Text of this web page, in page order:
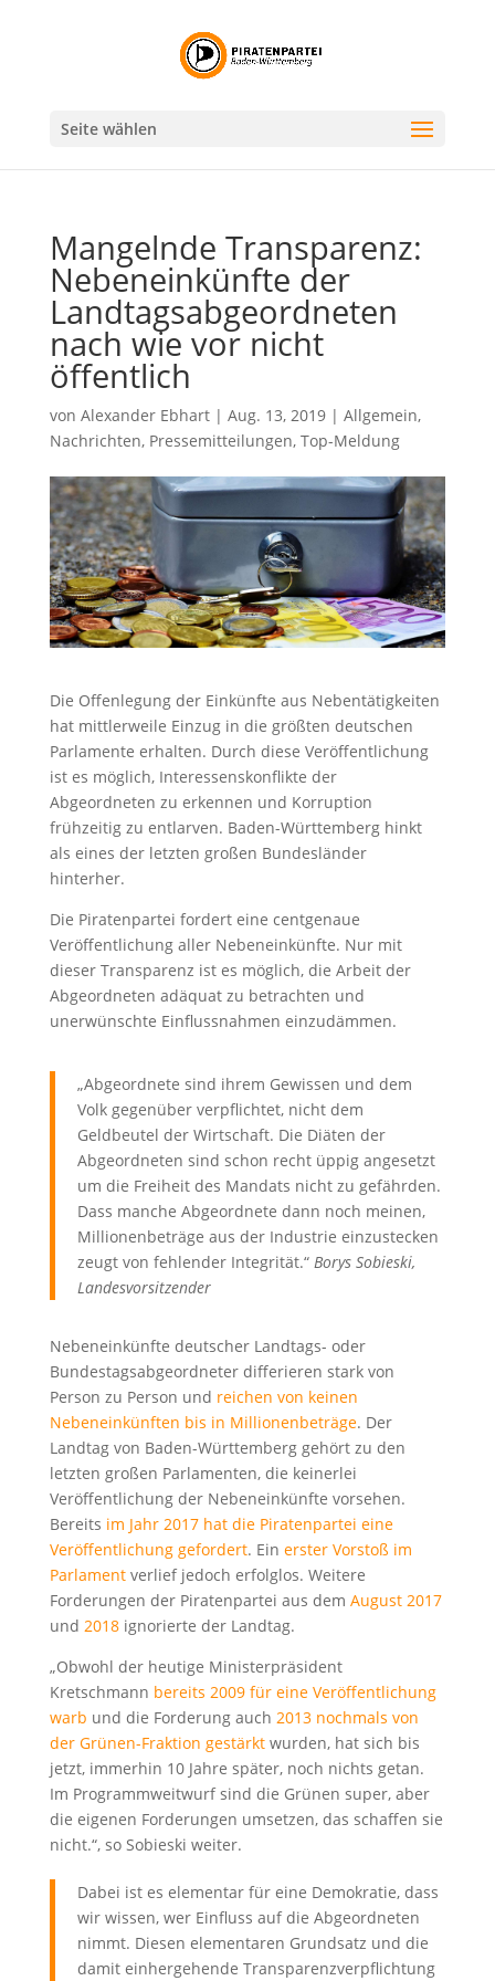
Seite wählen
Mangelnde Transparenz:
Nebeneinkünfte der
Landtagsabgeordneten
nach wie vor nicht
öffentlich
von Alexander Ebhart| Aug. 13, 2019| Allgemein,
Nachrichten, Pressemitteilungen, Top-Meldung
Die Offenlegung der Einkünfte aus Nebentätigkeiten
hat mittlerweile Einzug in die größten deutschen
Parlamente erhalten. Durch diese Veröffentlichung
ist es möglich, Interessenskonflikte der
Abgeordneten zu erkennen und Korruption
frühzeitig zu entlarven. Baden-Württemberg hinkt
als eines der letzten großen Bundesländer
hinterher.
Die Piratenpartei fordert eine centgenaue
Veröffentlichung aller Nebeneinkünfte. Nur mit
dieser Transparenz ist es möglich, die Arbeit der
Abgeordneten adäquat zu betrachten und
unerwünschte Einflussnahmen einzudämmen.
„Abgeordnete sind ihrem Gewissen und dem
Volk gegenüber verpflichtet, nicht dem
Geldbeutel der Wirtschaft. Die Diäten der
Abgeordneten sind schon recht üppig angesetzt
um die Freiheit des Mandats nicht zu gefährden.
Dass manche Abgeordnete dann noch meinen,
Millionenbeträge aus der Industrie einzustecken
zeugt von fehlender Integrität.“ Borys Sobieski,
Landesvorsitzender
Nebeneinkünfte deutscher Landtags- oder
Bundestagsabgeordneter differieren stark von
Person zu Person und reichen von keinen
Nebeneinkünften bis in Millionenbeträge. Der
Landtag von Baden-Württemberg gehört zu den
letzten großen Parlamenten, die keinerlei
Veröffentlichung der Nebeneinkünfte vorsehen.
Bereits im Jahr 2017 hat die Piratenpartei eine
Veröffentlichung gefordert. Ein erster Vorstoß im
Parlamentverlief jedoch erfolglos. Weitere
Forderungen der Piratenpartei aus dem August 2017
und 2018ignorierte der Landtag.
„Obwohl der heutige Ministerpräsident
Kretschmann bereits 2009 für eine Veröffentlichung
warb und die Forderung auch 2013 nochmals von
der Grünen-Fraktion gestärktwurden, hat sich bis
jetzt, immerhin 10 Jahre später, noch nichts getan.
Im Programmweitwurf sind die Grünen super, aber
die eigenen Forderungen umsetzen, das schaffen sie
nicht.“, so Sobieski weiter.
Dabei ist es elementar für eine Demokratie, dass
wir wissen, wer Einfluss auf die Abgeordneten
nimmt. Diesen elementaren Grundsatz und die
damit einhergehende Transparenzverpflichtung